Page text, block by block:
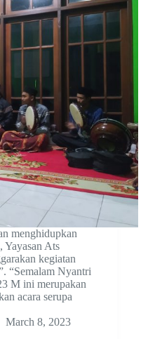
menghidupkan
Yayasan Ats
kegiatan
“Semalam Nyantri
M ini merupakan
acara serupa
March 8, 2023